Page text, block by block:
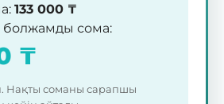
: 133 000 ₸
болжамды сома:
₸
Нақты соманы сарапшы